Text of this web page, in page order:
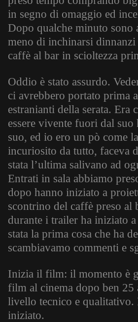
in segno di omaggio ed
Dopo qualche minuto sono
meno di inchinarsi dinnanzi
caffè al bar in scioltezza
Oddio è stato assurdo.
ci avrebbero portato prima
estranianti della serata. Era
essere vivente fuori dal
suo, ed io ero un pò come
incuriosito da tutto, faceva
stata l’ultima salivano ad
Entrati in sala abbiamo
dopo hanno iniziato a
scontrino del caffè preso al
durante i trailer ha iniziato
stata la prima cosa che ha
scambiavamo commenti e
Inizia il film: il momento è
film al cinema dopo ben 25
livello tecnico e qualitativo.
iniziato.